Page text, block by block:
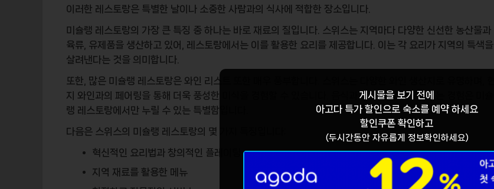
이러한 레스토랑은 특별한 날이나 소중한 사람과의 식사에 적합한 장소입니다.
미슐랭 레스토랑의 가장 큰 특징 중 하나는 바로 재료의 질입니다. 스위스는 지역마다 다양한 신선한 농산물과
육류, 유제품을 생산하고 있어, 레스토랑에서는 이를 활용한 요리를 제공합니다. 이는 각 요리가 지역의 특색을
살려낸다는 것을 의미합니다.
또한, 많은 미슐랭 레스토랑은 와인 리스트
지 와인과의 페어링을 통해 더욱 풍성한 미식을 경험할 수 있습니다. 음식과 와인이 잘 어우러지는 경험은 미슐
랭 레스토랑에서만 누릴 수 있는 특별함입니다.
다음은 스위스의 미슐랭 레스토랑의 몇 가지 특징입니다:
혁신적인 요리법과 창의적인 플레이팅
지역 재료를 활용한 메뉴
게시물을 보기 전에
아고다 특가 할인 으로 숙소를 예약 하세요
할인쿠폰 확인하고
(두시간동안 자유롭게 정보확인하세요)